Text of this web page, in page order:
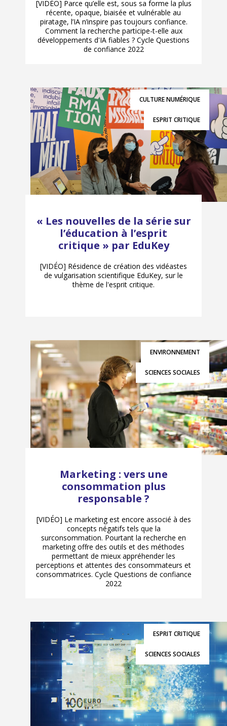
[VIDÉO] Parce qu’elle est, sous sa forme la plus
récente, opaque, biaisée et vulnérable au
piratage, l’IA n’inspire pas toujours confiance.
Comment la recherche participe-t-elle aux
développements d'IA fiables ? Cycle Questions
de confiance 2022
CULTURE NUMÉRIQUE
ESPRIT CRITIQUE
« Les nouvelles de la série sur
l’éducation à l’esprit
critique » par EduKey
[VIDÉO] Résidence de création des vidéastes
de vulgarisation scientifique EduKey, sur le
thème de l'esprit critique.
ENVIRONNEMENT
SCIENCES SOCIALES
Marketing : vers une
consommation plus
responsable ?
[VIDÉO] Le marketing est encore associé à des
concepts négatifs tels que la
surconsommation. Pourtant la recherche en
marketing offre des outils et des méthodes
permettant de mieux appréhender les
perceptions et attentes des consommateurs et
consommatrices. Cycle Questions de confiance
2022
ESPRIT CRITIQUE
SCIENCES SOCIALES